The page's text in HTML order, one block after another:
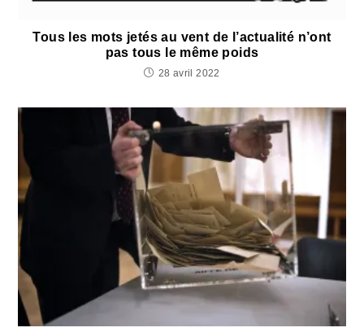
Tous les mots jetés au vent de l’actualité n’ont
pas tous le même poids
28 avril 2022